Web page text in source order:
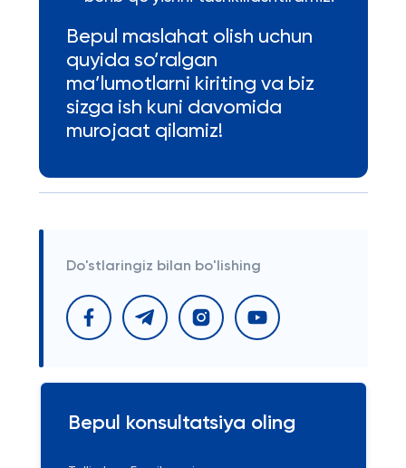
Bepul maslahat olish uchun
quyida so’ralgan
ma’lumotlarni kiriting va biz
sizga ish kuni davomida
murojaat qilamiz!
Do'stlaringiz bilan bo'lishing
Bepul konsultatsiya oling